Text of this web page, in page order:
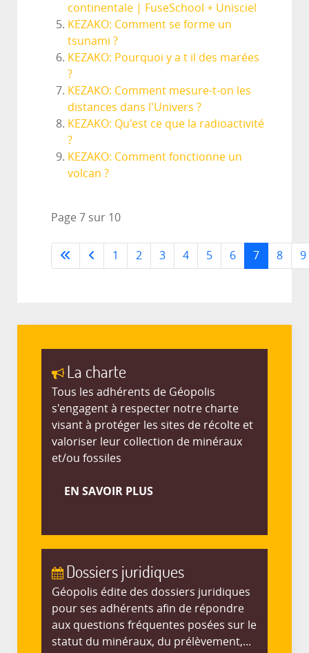
continentale | FuseSchool + Unisciel
KEZAKO: Comment se forme un
tsunami ?
KEZAKO: Pourquoi y a t il des marées
?
KEZAKO: Comment mesure-t-on les
distances dans l'Univers ?
KEZAKO: Qu'est ce que la radioactivité
?
KEZAKO: Comment fonctionne un
volcan ?
Page 7 sur 10
1 2 3 4 5 6 7 8 9
La charte
Tous les adhérents de Géopolis
s'engagent à respecter notre charte
visant à protéger les sites de récolte et
valoriser leur collection de minéraux
et/ou fossiles
EN SAVOIR PLUS
Dossiers juridiques
Géopolis édite des dossiers juridiques
pour ses adhérents afin de répondre
aux questions fréquentes posées sur le
statut du minéraux, du prélèvement,...